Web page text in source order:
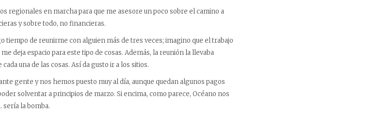
regionales en marcha para que me asesore un poco sobre el camino a
y sobre todo, no financieras.
tiempo de reunirme con alguien más de tres veces; imagino que el trabajo
deja espacio para este tipo de cosas. Además, la reunión la llevaba
una de las cosas. Así da gusto ir a los sitios.
gente y nos hemos puesto muy al día, aunque quedan algunos pagos
solventar a principios de marzo. Si encima, como parece, Océano nos
sería la bomba.